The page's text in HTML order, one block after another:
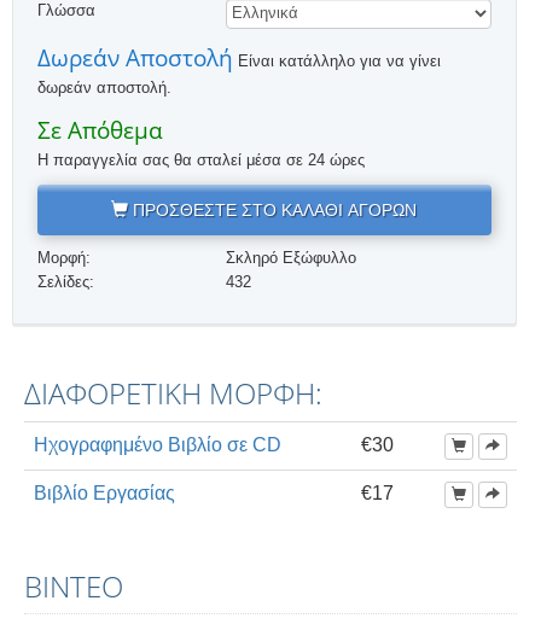
Γλώσσα
Δωρεάν Αποστολή Είναι κατάλληλο για να γίνει
δωρεάν αποστολή.
Σε Απόθεμα
Η παραγγελία σας θα σταλεί μέσα σε 24 ώρες
ΠΡΟΣΘΕΣΤΕ ΣΤΟ ΚΑΛΑΘΙ ΑΓΟΡΩΝ
Μορφή:
Σκληρό Εξώφυλλο
Σελίδες:
432
ΔΙΑΦΟΡΕΤΙΚΗ ΜΟΡΦΗ:
Ηχογραφημένο Βιβλίο σε CD €30
Βιβλίο Εργασίας €17
ΒΊΝΤΕΟ